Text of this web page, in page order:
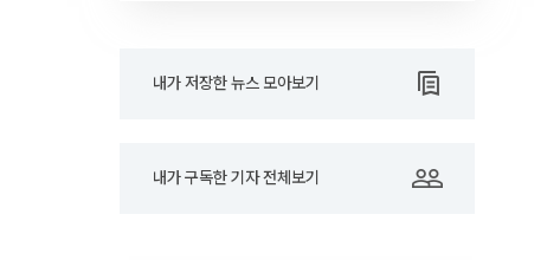
내가 저장한 뉴스 모아보기
내가 구독한 기자 전체보기